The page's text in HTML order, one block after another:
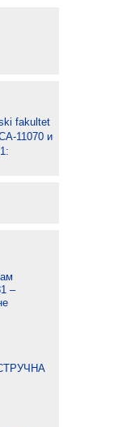
fakultet
11070 и
–